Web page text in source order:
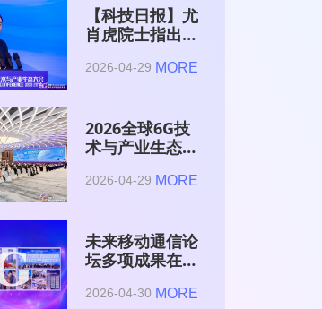
【科技日报】尤
肖虎院士指出
是赋能AI的发
2026-04-29 MORE
2026全球6G技
术与产业生态大
2026-04-29 MORE
未来移动通信论
坛多项成果在
术与产业生态大
2026-04-30 MORE